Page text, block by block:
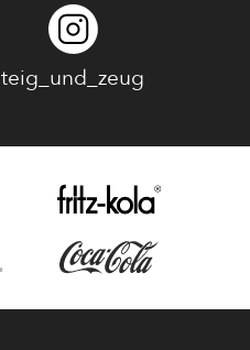
teig_und_zeug